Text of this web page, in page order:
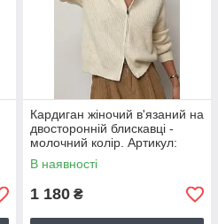
Кардиган жіночий в'язаний на
двосторонній блискавці -
молочний колір. Артикул:
61180
В наявності
1 180 ₴